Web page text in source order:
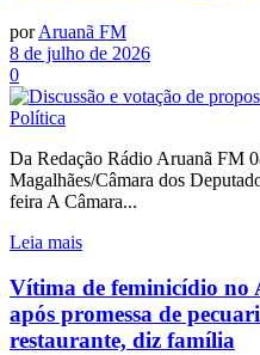
por Aruanã FM
8 de julho de 2026
0
Política
Da Redação Rádio Aruanã FM
Magalhães/Câmara dos
feira A Câmara...
Leia mais
Vítima de feminicídio no
após promessa de
restaurante, diz família